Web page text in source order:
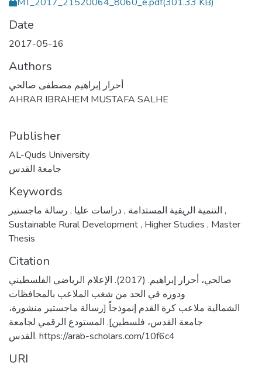
Date
2017-05-16
Authors
أحرار إبراهيم مصطفى صالحي
AHRAR IBRAHEM MUSTAFA SALHE
Publisher
AL-Quds University
جامعة القدس
Keywords
التنمية الريفية المستدامة ,دراسات عليا ,
,
Sustainable Rural Development, Higher Studies , Master
Thesis
Citation
صالحي، أحرار إبراهيم. (2017). الإعلام الرياضي الفلسطيني
ودوره في الحد من شغب الملاعب بالمحافظات
الشمالية ملاعب كرة القدم إنموذجاً [رسالة ماجستير منشورة،
جامعة القدس، فلسطين]. المستودع الرقمي لجامعة
القدس. https://arab-scholars.com/10f6c4
URI